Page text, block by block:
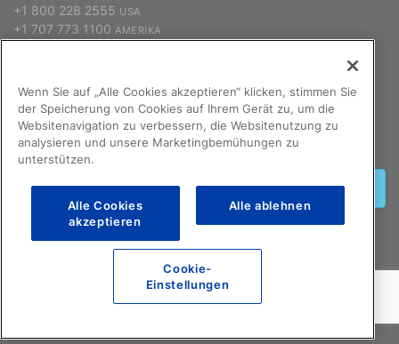
+1 800 228 2555 USA
+1 707 773 1100 AMERIKA
Anmelden
Anmelden
F.A.Q.
Rechtliche Hinweise zu dieser Internet-Seite
Datenschutzbestimmungen
Sitemap
Wenn Sie auf „Alle Cookies akzeptieren“ klicken, stimmen Sie
der Speicherung von Cookies auf Ihrem Gerät zu, um die
Websitenavigation zu verbessern, die Websitenutzung zu
analysieren und unsere Marketingbemühungen zu
unterstützen.
Alle Cookies
akzeptieren
Alle ablehnen
Cookie-
Einstellungen